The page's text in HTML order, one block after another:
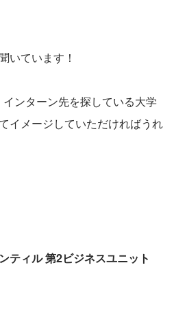
いています！
ンターン先を探している大学
イメージしていただければうれ
ティル 第2ビジネスユニット